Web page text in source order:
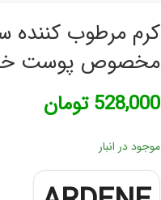
کرم مرطوب کننده
مخصوص پوست
528,000 تومان
موجود در انبار